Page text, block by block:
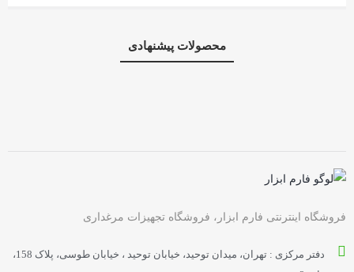
محصولات پیشنهادی
فروشگاه اینترنتی فارم ابزار، فروشگاه تجهیزات مرغداری
دفتر مرکزی : تهران، میدان توحید، خیابان توحید ، خیابان طوسی، پلاک 158،